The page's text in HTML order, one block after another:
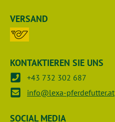
VERSAND
KONTAKTIEREN SIE UNS
+43 732 302 687
info@lexa-pferdefutter.at
SOCIAL MEDIA